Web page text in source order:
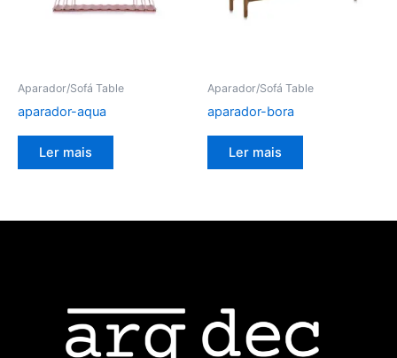
Aparador/Sofá Table
aparador-aqua
Ler mais
Aparador/Sofá Table
aparador-bora
Ler mais